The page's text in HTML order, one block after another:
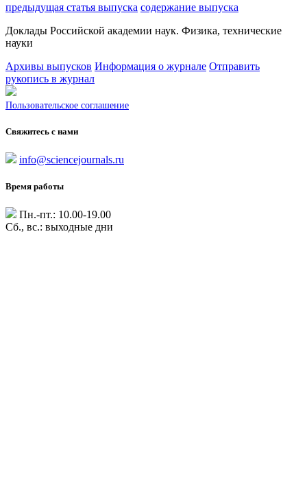
предыдущая статья выпуска содержание выпуска
Доклады Российской академии наук. Физика, технические
науки
Архивы выпусков Информация о журнале Отправить
рукопись в журнал
Пользовательское соглашение
Свяжитесь с нами
info@sciencejournals.ru
Время работы
Пн.-пт.: 10.00-19.00
Сб., вс.: выходные дни